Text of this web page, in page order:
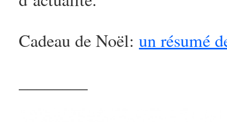
Cadeau de Noël:un résumé